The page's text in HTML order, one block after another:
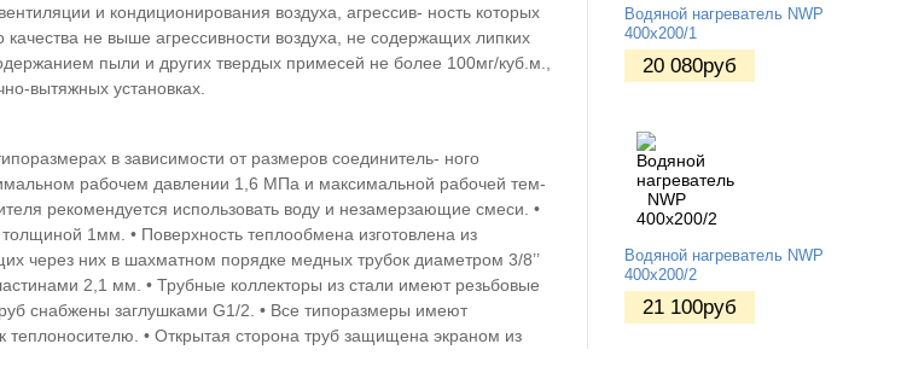
и кондиционирования воздуха, агрессив- ность которых
не выше агрессивности воздуха, не содержащих липких
пыли и других твердых примесей не более 100мг/куб.м.,
вытяжных установках.
в зависимости от размеров соединитель- ного
рабочем давлении 1,6 МПа и максимальной рабочей тем-
рекомендуется использовать воду и незамерзающие смеси. •
толщиной 1мм. • Поверхность теплообмена изготовлена из
через них в шахматном порядке медных трубок диаметром 3/8’’
2,1 мм. • Трубные коллекторы из стали имеют резьбовые
снабжены заглушками G1/2. • Все типоразмеры имеют
• Открытая сторона труб защищена экраном из
Водяной нагреватель NWP
400х200/1
20 080руб
Водяной нагреватель NWP
400х200/2
21 100руб